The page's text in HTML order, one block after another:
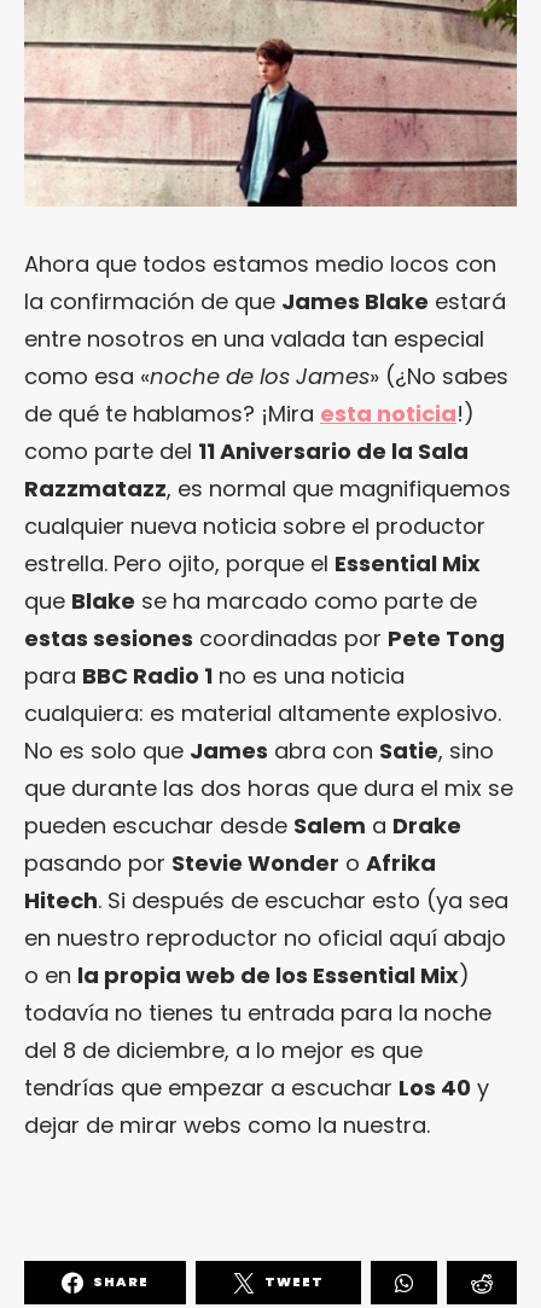
Ahora que todos estamos medio locos con
la confirmación de que James Blake estará
entre nosotros en una valada tan especial
como esa «noche de los James» (¿No sabes
de qué te hablamos? ¡Mira esta noticia!)
como parte del 11 Aniversario de la Sala
Razzmatazz, es normal que magnifiquemos
cualquier nueva noticia sobre el productor
estrella. Pero ojito, porque el Essential Mix
que Blake se ha marcado como parte de
estas sesiones coordinadas por Pete Tong
para BBC Radio 1 no es una noticia
cualquiera: es material altamente explosivo.
No es solo que James abra con Satie, sino
que durante las dos horas que dura el mix se
pueden escuchar desde Salem a Drake
pasando por Stevie Wonder o Afrika
Hitech. Si después de escuchar esto (ya sea
en nuestro reproductor no oficial aquí abajo
o en la propia web de los Essential Mix)
todavía no tienes tu entrada para la noche
del 8 de diciembre, a lo mejor es que
tendrías que empezar a escuchar Los 40 y
dejar de mirar webs como la nuestra.
SHARE TWEET